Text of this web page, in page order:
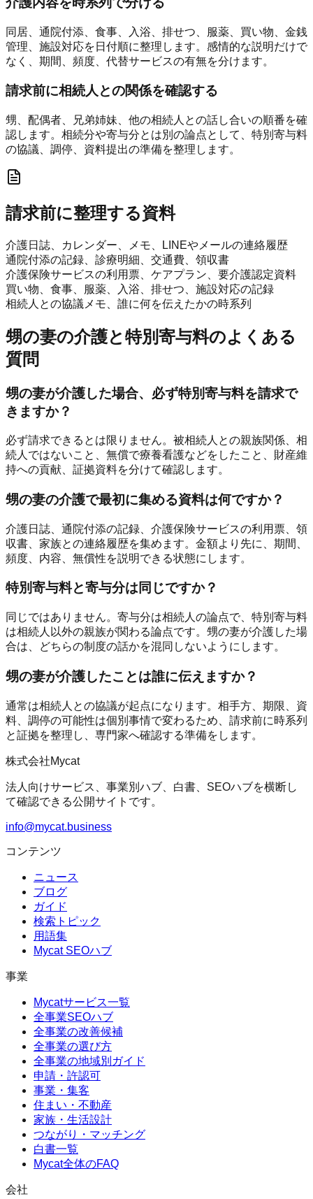
同居、通院付添、食事、入浴、排せつ、服薬、買い物、金銭
管理、施設対応を日付順に整理します。感情的な説明だけで
なく、期間、頻度、代替サービスの有無を分けます。
請求前に相続人との関係を確認する
甥、配偶者、兄弟姉妹、他の相続人との話し合いの順番を確
認します。相続分や寄与分とは別の論点として、特別寄与料
の協議、調停、資料提出の準備を整理します。
請求前に整理する資料
介護日誌、カレンダー、メモ、LINEやメールの連絡履歴
通院付添の記録、診療明細、交通費、領収書
介護保険サービスの利用票、ケアプラン、要介護認定資料
買い物、食事、服薬、入浴、排せつ、施設対応の記録
相続人との協議メモ、誰に何を伝えたかの時系列
甥の妻の介護と特別寄与料のよくある
質問
甥の妻が介護した場合、必ず特別寄与料を請求で
きますか？
必ず請求できるとは限りません。被相続人との親族関係、相
続人ではないこと、無償で療養看護などをしたこと、財産維
持への貢献、証拠資料を分けて確認します。
甥の妻の介護で最初に集める資料は何ですか？
介護日誌、通院付添の記録、介護保険サービスの利用票、領
収書、家族との連絡履歴を集めます。金額より先に、期間、
頻度、内容、無償性を説明できる状態にします。
特別寄与料と寄与分は同じですか？
同じではありません。寄与分は相続人の論点で、特別寄与料
は相続人以外の親族が関わる論点です。甥の妻が介護した場
合は、どちらの制度の話かを混同しないようにします。
甥の妻が介護したことは誰に伝えますか？
通常は相続人との協議が起点になります。相手方、期限、資
料、調停の可能性は個別事情で変わるため、請求前に時系列
と証拠を整理し、専門家へ確認する準備をします。
株式会社Mycat
法人向けサービス、事業別ハブ、白書、SEOハブを横断し
て確認できる公開サイトです。
info@mycat.business
コンテンツ
ニュース
ブログ
ガイド
検索トピック
用語集
Mycat SEOハブ
事業
Mycatサービス一覧
全事業SEOハブ
全事業の改善候補
全事業の選び方
全事業の地域別ガイド
申請・許認可
事業・集客
住まい・不動産
家族・生活設計
つながり・マッチング
白書一覧
Mycat全体のFAQ
会社